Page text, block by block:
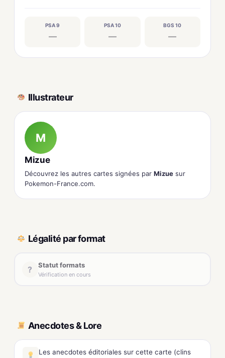
PSA 9
—
PSA 10
—
BGS 10
—
Illustrateur
M
Mizue
Découvrez les autres cartes signées par Mizue sur
Pokemon-France.com.
Légalité par format
? Statut formats
Vérification en cours
Anecdotes & Lore
Les anecdotes éditoriales sur cette carte (clins